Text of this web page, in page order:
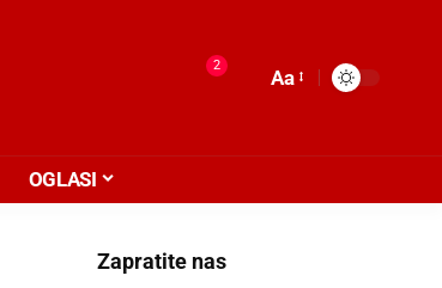
2
Aa
OGLASI
Zapratite nas